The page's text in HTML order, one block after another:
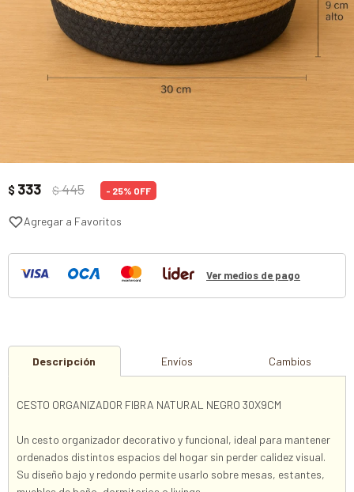
$ 333 $445 25
Ver medios de pago
Descripción Envíos Cambios
CESTO ORGANIZADOR FIBRA NATURAL NEGRO 30X9CM
Un cesto organizador decorativo y funcional, ideal para mantener
ordenados distintos espacios del hogar sin perder calidez visual.
Su diseño bajo y redondo permite usarlo sobre mesas, estantes,